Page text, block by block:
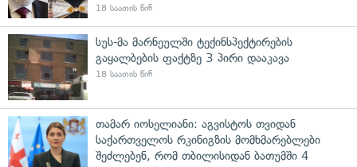
18 საათის წინ
სუს-მა მარნეულში ტექინსპექტირების
გაყალბების ფაქტზე 3 პირი დააკავა
18 საათის წინ
თამარ იოსელიანი: აგვისტოს თვიდან
საქართველოს რკინიგზის მომხმარებლები
შეძლებენ, რომ თბილისიდან ბათუმში 4